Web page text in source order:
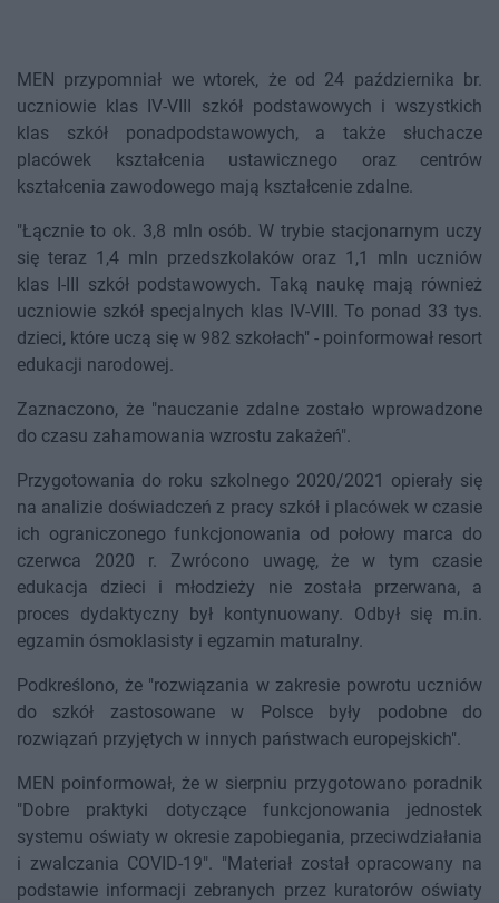
MEN przypomniał we wtorek, że od 24 października br.
uczniowie klas IV-VIII szkół podstawowych i wszystkich
klas szkół ponadpodstawowych, a także słuchacze
placówek kształcenia ustawicznego oraz centrów
kształcenia zawodowego mają kształcenie zdalne.
"Łącznie to ok. 3,8 mln osób. W trybie stacjonarnym uczy
się teraz 1,4 mln przedszkolaków oraz 1,1 mln uczniów
klas I-III szkół podstawowych. Taką naukę mają również
uczniowie szkół specjalnych klas IV-VIII. To ponad 33 tys.
dzieci, które uczą się w 982 szkołach" - poinformował resort
edukacji narodowej.
Zaznaczono, że "nauczanie zdalne zostało wprowadzone
do czasu zahamowania wzrostu zakażeń".
Przygotowania do roku szkolnego 2020/2021 opierały się
na analizie doświadczeń z pracy szkół i placówek w czasie
ich ograniczonego funkcjonowania od połowy marca do
czerwca 2020 r. Zwrócono uwagę, że w tym czasie
edukacja dzieci i młodzieży nie została przerwana, a
proces dydaktyczny był kontynuowany. Odbył się m.in.
egzamin ósmoklasisty i egzamin maturalny.
Podkreślono, że "rozwiązania w zakresie powrotu uczniów
do szkół zastosowane w Polsce były podobne do
rozwiązań przyjętych w innych państwach europejskich".
MEN poinformował, że w sierpniu przygotowano poradnik
"Dobre praktyki dotyczące funkcjonowania jednostek
systemu oświaty w okresie zapobiegania, przeciwdziałania
i zwalczania COVID-19". "Materiał został opracowany na
podstawie informacji zebranych przez kuratorów oświaty